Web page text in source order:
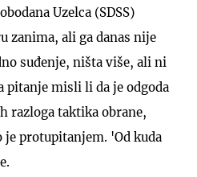
Uzelca (SDSS)
zanima, ali ga danas nije
suđenje, ništa više, ali ni
pitanje misli li da je odgoda
razloga taktika obrane,
je protupitanjem. 'Od kuda